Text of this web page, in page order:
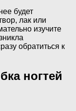
будет
лак или
изучите
обратиться к
ногтей